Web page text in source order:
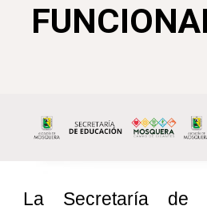
La Secretaría de